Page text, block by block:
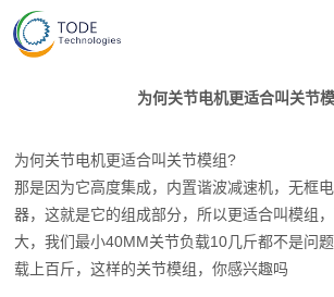
为何关节电机更适合叫关节
为何关节电机更适合叫关节模组?
那是因为它高度集成，内置谐波减速机，无框
器，这就是它的组成部分，所以更适合叫模组
大，我们最小40MM关节负载10几斤都不是问
载上百斤，这样的关节模组，你感兴趣吗